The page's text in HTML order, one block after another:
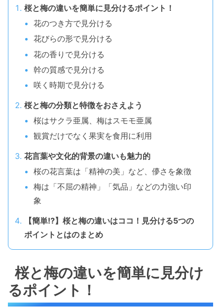
桜と梅の違いを簡単に見分けるポイント！
花のつき方で見分ける
花びらの形で見分ける
花の香りで見分ける
幹の質感で見分ける
咲く時期で見分ける
桜と梅の分類と特徴をおさえよう
桜はサクラ亜属、梅はスモモ亜属
観賞だけでなく果実を食用に利用
花言葉や文化的背景の違いも魅力的
桜の花言葉は「精神の美」など、儚さを象徴
梅は「不屈の精神」「気品」などの力強い印
象
【簡単⁉】桜と梅の違いはココ！見分ける5つの
ポイントとはのまとめ
桜と梅の違いを簡単に見分け
るポイント！